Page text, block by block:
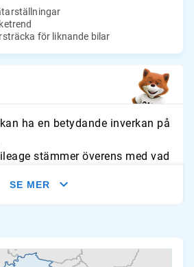
för liknande bilar
ha en betydande inverkan på
stämmer överens med vad
avläsningarna med typliga
SE MER